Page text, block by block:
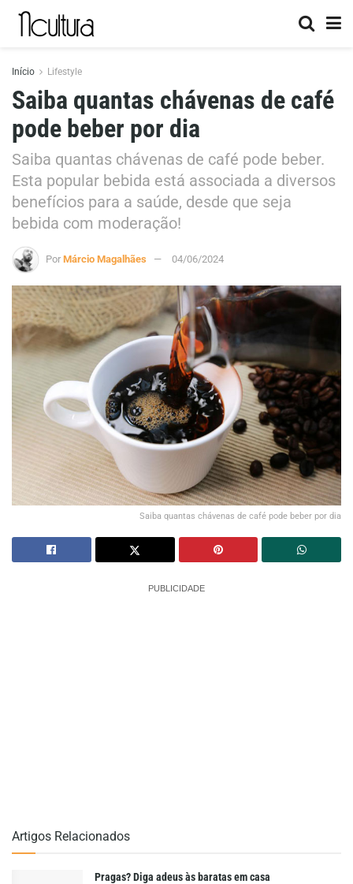
Início Lifestyle
Saiba quantas chávenas de café
pode beber por dia
Saiba quantas chávenas de café pode beber.
Esta popular bebida está associada a diversos
benefícios para a saúde, desde que seja
bebida com moderação!
Por Márcio Magalhães 04/06/2024
Saiba quantas chávenas de café pode beber por dia
PUBLICIDADE
Artigos Relacionados
Pragas? Diga adeus às baratas em casa